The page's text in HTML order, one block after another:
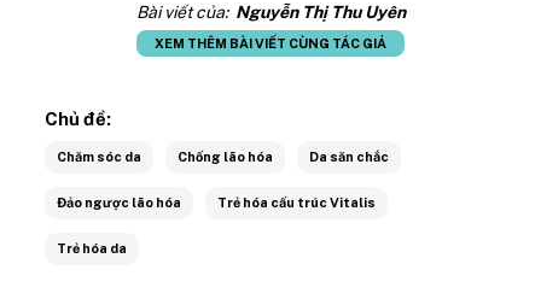
Bài viết của: Nguyễn Thị Thu Uyên
XEM THÊM BÀI VIẾT CÙNG TÁC GIẢ
Chủ đề:
Chăm sóc da Chống lão hóa Da săn chắc
Đảo ngược lão hóa Trẻ hóa cấu trúc Vitalis
Trẻ hóa da